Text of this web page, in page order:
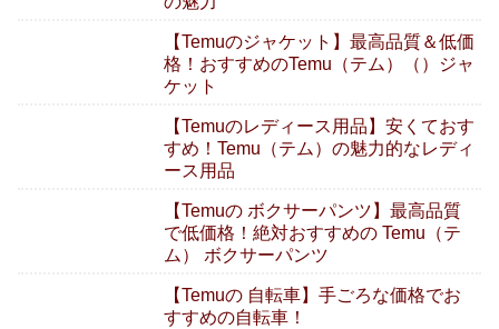
【Temuのジャケット】最高品質＆低価
格！おすすめのTemu（テム）（）ジャ
ケット
【Temuのレディース用品】安くておす
すめ！Temu（テム）の魅力的なレディ
ース用品
【Temuの ボクサーパンツ】最高品質
で低価格！絶対おすすめの Temu（テ
ム） ボクサーパンツ
【Temuの 自転車】手ごろな価格でお
すすめの自転車！